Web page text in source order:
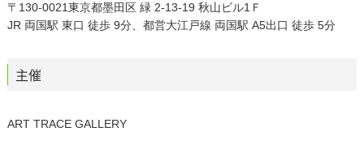
〒130-0021東京都墨田区 緑 2-13-19 秋山ビル1Ｆ
JR 両国駅 東口 徒歩 9分、都営大江戸線 両国駅 A5出口 徒歩 5分
主催
ART TRACE GALLERY